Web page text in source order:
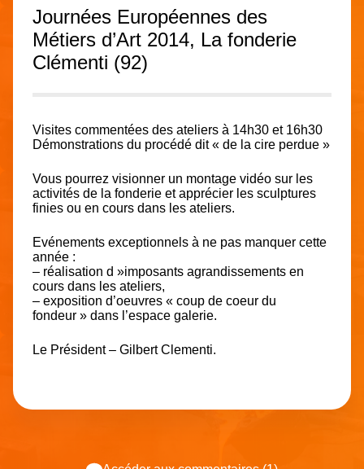
Journées Européennes des
Métiers d’Art 2014, La fonderie
Clémenti (92)
Visites commentées des ateliers à 14h30 et 16h30
Démonstrations du procédé dit « de la cire perdue »
Vous pourrez visionner un montage vidéo sur les
activités de la fonderie et apprécier les sculptures
finies ou en cours dans les ateliers.
Evénements exceptionnels à ne pas manquer cette
année :
– réalisation d »imposants agrandissements en
cours dans les ateliers,
– exposition d’oeuvres « coup de coeur du
fondeur » dans l’espace galerie.
Le Président – Gilbert Clementi.